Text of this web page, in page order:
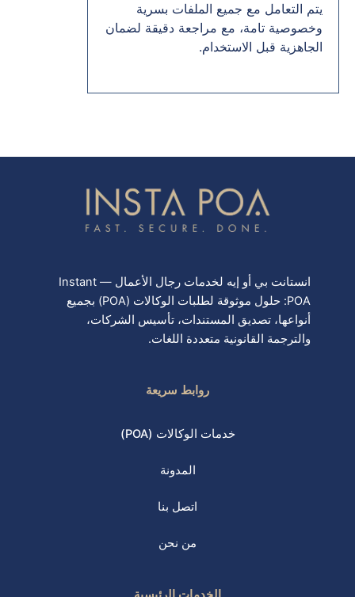
يتم التعامل مع جميع الملفات بسرية
وخصوصية تامة، مع مراجعة دقيقة لضمان
الجاهزية قبل الاستخدام.
انستانت بي أو إيه لخدمات رجال الأعمال — Instant
POA: حلول موثوقة لطلبات الوكالات (POA) بجميع
أنواعها، تصديق المستندات، تأسيس الشركات،
والترجمة القانونية متعددة اللغات.
روابط سريعة
خدمات الوكالات (POA)
المدونة
اتصل بنا
من نحن